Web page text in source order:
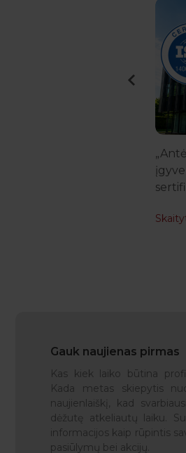
Gauk naujienas pirmas
Kas kiek laiko būtina
Kada metas skiepytis
naujienlaiškį, kad
dėžutę atkeliautų laiku.
informacijos kaip rūpintis
pasiūlymų bei akcijų.